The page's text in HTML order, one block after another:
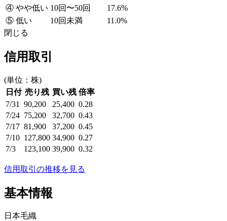
④ やや低い 10回〜50回
17.6%
⑤ 低い
10回未満
11.0%
閉じる
信用取引
(単位：株)
日付 売り残 買い残 倍率
7/31
90,200 25,400 0.28
7/24 75,200 32,700 0.43
7/17 81,900 37,200 0.45
7/10 127,800 34,900 0.27
7/3
123,100 39,900 0.32
信用取引の推移を見る
基本情報
日本毛織